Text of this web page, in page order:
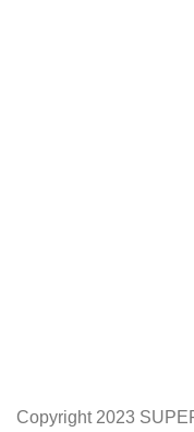
Copyright 2023